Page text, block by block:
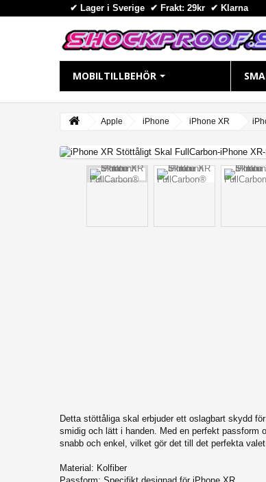
✔ Lager i Sverige ✔ Frakt: 29kr ✔ Klarna
MOBILTILLBEHÖR
iPhone 16 Pro
iPhone 16 Pro
iPhone 15 Pro
iPhone 13 Pro
iPhone 13
Apple iPhone iPhone XR
Detta stöttåliga skal erbjuder ett oslagbart skydd
smidig och lätt i handen. Med en perfekt passform
snabb och enkel, vilket gör det till det perfekta
Material: Kolfiber